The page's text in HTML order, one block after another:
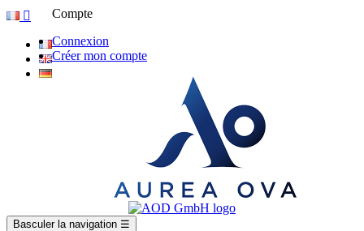

Compte
Connexion
Créer mon compte
Basculer la navigation ☰